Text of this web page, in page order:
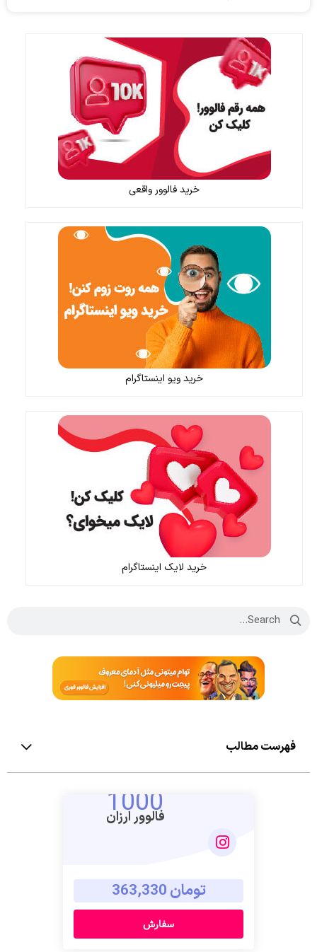
خرید فالوور واقعی
خرید ویو اینستاگرام
خرید لایک اینستاگرام
فهرست مطالب
1000
فالوور ارزان
تومان 363,330
سفارش